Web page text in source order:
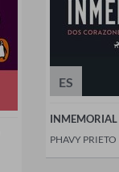
ES
INMEMORIAL
PHAVY PRIETO